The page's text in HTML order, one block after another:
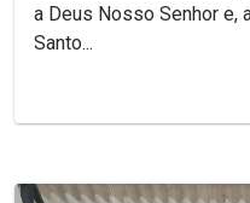
a Deus Nosso Senhor e,
Santo...